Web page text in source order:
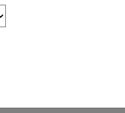
les données qu’il
plus de temps et des
web à vos besoins.